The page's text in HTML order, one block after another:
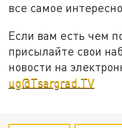
все самое
Если вам есть чем
присылайте свои
новости на
ug@Tsargrad.TV